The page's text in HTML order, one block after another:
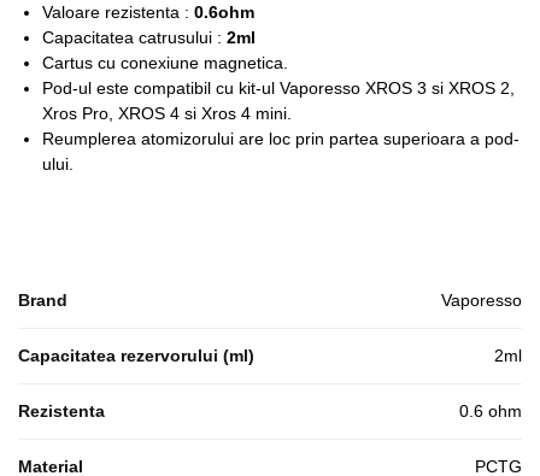
Valoare rezistenta : 0.6ohm
Capacitatea catrusului : 2ml
Cartus cu conexiune magnetica.
Pod-ul este compatibil cu kit-ul Vaporesso XROS 3 si XROS 2,
Xros Pro, XROS 4 si Xros 4 mini.
Reumplerea atomizorului are loc prin partea superioara a pod-
ului.
Brand Vaporesso
Capacitatea rezervorului (ml) 2ml
Rezistenta 0.6 ohm
Material PCTG